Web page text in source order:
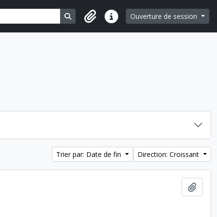
Search in browse page
Liens rapidesOuverture de session
Trier par: Date de fin Direction: Croissant